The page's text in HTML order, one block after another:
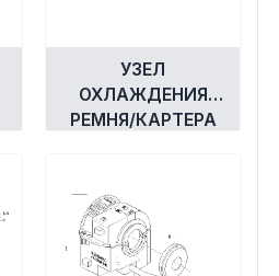
УЗЕЛ
ОХЛАЖДЕНИЯ
РЕМНЯ/КАРТЕРА